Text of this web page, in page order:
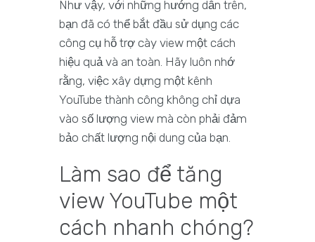
Như vậy, với những hướng dẫn trên,
bạn đã có thể bắt đầu sử dụng các
công cụ hỗ trợ cày view một cách
hiệu quả và an toàn. Hãy luôn nhớ
rằng, việc xây dựng một kênh
YouTube thành công không chỉ dựa
vào số lượng view mà còn phải đảm
bảo chất lượng nội dung của bạn.
Làm sao để tăng
view YouTube một
cách nhanh chóng?